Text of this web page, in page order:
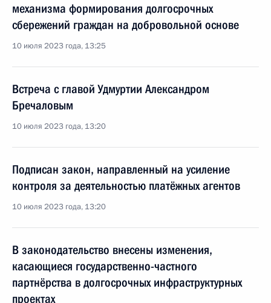
механизма формирования долгосрочных
сбережений граждан на добровольной основе
10 июля 2023 года, 13:25
Встреча с главой Удмуртии Александром
Бречаловым
10 июля 2023 года, 13:20
Подписан закон, направленный на усиление
контроля за деятельностью платёжных агентов
10 июля 2023 года, 13:20
В законодательство внесены изменения,
касающиеся государственно-частного
партнёрства в долгосрочных инфраструктурных
проектах